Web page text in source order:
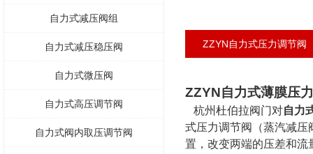
自力式减压阀组
自力式减压稳压阀
自力式微压阀
自力式高压调节阀
自力式阀内取压调节阀
ZZYN自力式压力调节阀
ZZYN自力式薄膜压
杭州杜伯拉阀门对自力
式压力调节阀（蒸汽减压
置，改变两端的压差和流